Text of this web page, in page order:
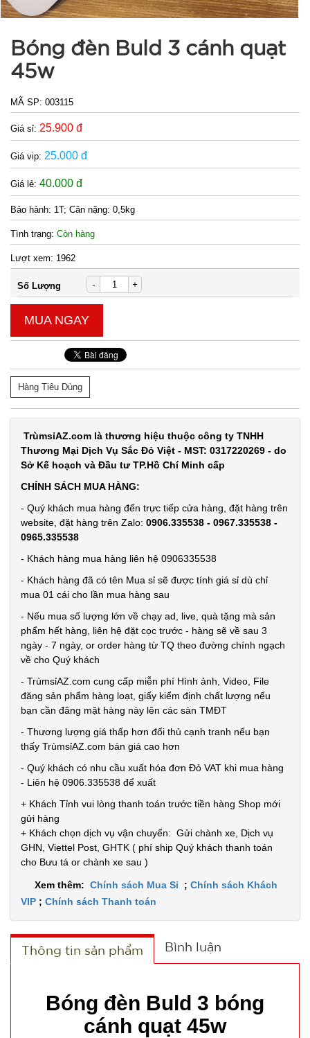
Bóng đèn Buld 3 cánh quạt
45w
MÃ SP: 003115
Giá sỉ: 25.900 đ
Giá vip: 25.000 đ
Giá lẻ: 40.000 đ
Bảo hành: 1T; Cân nặng: 0,5kg
Tình trạng: Còn hàng
Lượt xem: 1962
Số Lượng - +
MUA NGAY
Hàng Tiêu Dùng
TrùmsỉAZ.com là thương hiệu thuộc công ty TNHH
Thương Mại Dịch Vụ Sắc Đỏ Việt - MST: 0317220269 - do
Sở Kế hoạch và Đầu tư TP.Hồ Chí Minh cấp
CHÍNH SÁCH MUA HÀNG:
- Quý khách mua hàng đến trực tiếp cửa hàng, đặt hàng trên
website, đặt hàng trên Zalo: 0906.335538 - 0967.335538 -
0965.335538
- Khách hàng mua hàng liên hệ 0906335538
- Khách hàng đã có tên Mua sỉ sẽ được tính giá sỉ dù chỉ
mua 01 cái cho lần mua hàng sau
- Nếu mua số lượng lớn về chạy ad, live, quà tặng mà sản
phẩm hết hàng, liên hệ đặt cọc trước - hàng sẽ về sau 3
ngày - 7 ngày, or order hàng từ TQ theo đường chính ngạch
về cho Quý khách
- TrùmsỉAZ.com cung cấp miễn phí Hình ảnh, Video, File
đăng sản phẩm hàng loạt, giấy kiểm định chất lượng nếu
bạn cần đăng mặt hàng này lên các sàn TMĐT
- Thương lượng giá thấp hơn đối thủ cạnh tranh nếu bạn
thấy TrùmsỉAZ.com bán giá cao hơn
- Quý khách có nhu cầu xuất hóa đơn Đỏ VAT khi mua hàng
- Liên hệ 0906.335538 để xuất
+ Khách Tỉnh vui lòng thanh toán trước tiền hàng Shop mới
gửi hàng
+ Khách chọn dịch vụ vận chuyển: Gửi chành xe, Dịch vụ
GHN, Viettel Post, GHTK ( phí ship Quý khách thanh toán
cho Bưu tá or chành xe sau )
Xem thêm: Chính sách Mua Sỉ ; Chính sách Khách
VIP ; Chính sách Thanh toán
Thông tin sản phẩm Bình luận
Bóng đèn Buld 3 bóng
cánh quạt 45w
thoại K61
004825
38.000 đ
hành:
Cân nặng :
Ly thủy tinh
hổ phách
003967
GIÁ:
TRẠNG:
CÒN HÀNG
Bảo
Cân nặng:
0,2kg
Móc khóa
tình nhân
GIÁ:
9.900 đ
TRẠNG: